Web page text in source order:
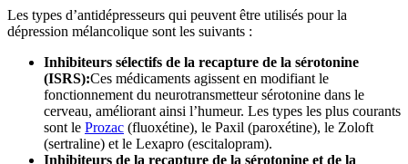
Les types d’antidépresseurs qui peuvent être utilisés pour la
dépression mélancolique sont les suivants :
Inhibiteurs sélectifs de la recapture de la sérotonine
(ISRS):Ces médicaments agissent en modifiant le
fonctionnement du neurotransmetteur sérotonine dans le
cerveau, améliorant ainsi l’humeur. Les types les plus courants
sont le Prozac (fluoxétine), le Paxil (paroxétine), le Zoloft
(sertraline) et le Lexapro (escitalopram).
Inhibiteurs de la recapture de la sérotonine et de la